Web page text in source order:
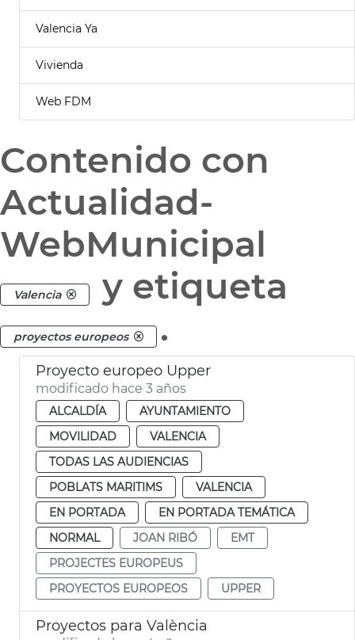
Valencia Ya
Vivienda
Web FDM
Contenido con
Actualidad-
WebMunicipal
Valencia y etiqueta
proyectos europeos .
Proyecto europeo Upper
modificado hace 3 años
ALCALDÍA
AYUNTAMIENTO
MOVILIDAD
VALENCIA
TODAS LAS AUDIENCIAS
POBLATS MARITIMS
VALENCIA
EN PORTADA
EN PORTADA TEMÁTICA
NORMAL
JOAN RIBÓ
EMT
PROJECTES EUROPEUS
PROYECTOS EUROPEOS
UPPER
Proyectos para València